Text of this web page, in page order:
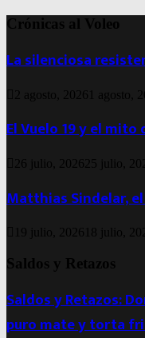
Crónicas al Voleo
La silenciosa
2 agosto, 2026 1 agosto,
El Vuelo 19 y el
26 julio, 2026 25 julio,
Matthias Sindelar,
19 julio, 2026 18 julio,
Saldos y Retazos
Saldos y Retazos:
puro mate y torta